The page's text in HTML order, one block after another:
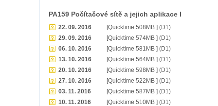
PA159 Počítačové sítě a jejich aplikace I
22. 09. 2016
[Quicktime 508MB ] (D1)
29. 09. 2016
[Quicktime 574MB ] (D1)
06. 10. 2016
[Quicktime 581MB ] (D1)
13. 10. 2016
[Quicktime 564MB ] (D1)
20. 10. 2016
[Quicktime 598MB ] (D1)
27. 10. 2016
[Quicktime 522MB ] (D1)
03. 11. 2016
[Quicktime 587MB ] (D1)
10. 11. 2016
[Quicktime 510MB ] (D1)